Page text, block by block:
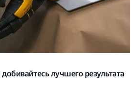
лучшего результата